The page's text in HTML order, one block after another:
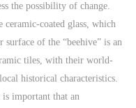
the possibility of change.
coated glass, which
surface of the “beehive” is an
tiles, with their world-
historical characteristics.
important that an